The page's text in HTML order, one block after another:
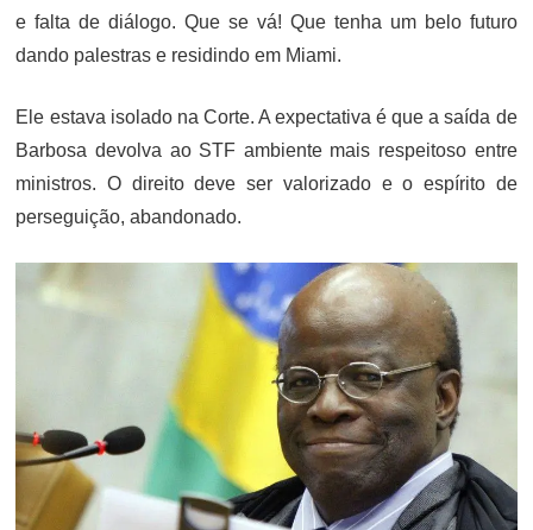
e falta de diálogo. Que se vá! Que tenha um belo futuro
dando palestras e residindo em Miami.
Ele estava isolado na Corte. A expectativa é que a saída de
Barbosa devolva ao STF ambiente mais respeitoso entre
ministros. O direito deve ser valorizado e o espírito de
perseguição, abandonado.